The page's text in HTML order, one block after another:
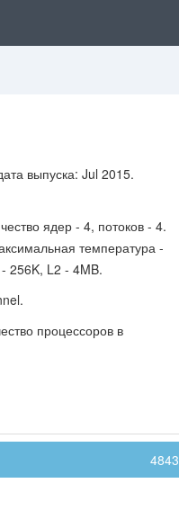
выпуска: Jul 2015.
ядер - 4, потоков - 4.
температура -
256K, L2 - 4MB.
процессоров в
4843